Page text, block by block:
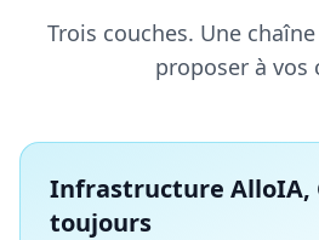
Trois couches. Une
proposer à vos
Infrastructure AlloIA,
toujours